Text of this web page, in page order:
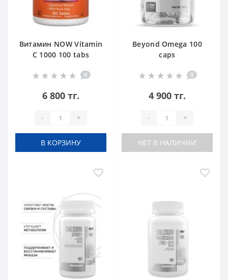
Витамин NOW Vitamin
C 1000 100 tabs
0
6 800 тг.
- +
В КОРЗИНУ
Beyond Omega 100
caps
0
4 900 тг.
- +
НЕТ В НАЛИЧИИ